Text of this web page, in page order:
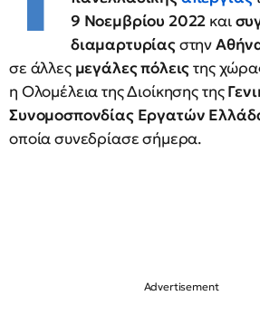
9 Νοεμβρίου 2022 και
διαμαρτυρίαςστην
σε άλλες μεγάλες πόλειςτης
η Ολομέλεια της Διοίκησης της
Συνομοσπονδίας Εργατών
οποία συνεδρίασε σήμερα.